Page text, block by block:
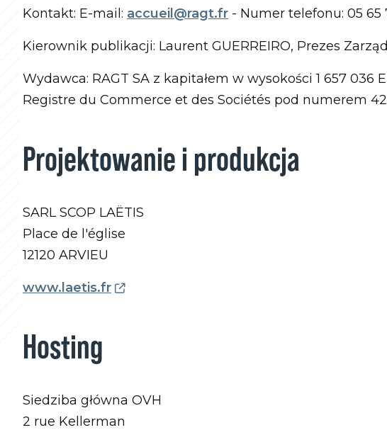
Kontakt: E-mail: accueil@ragt.fr - Numer telefonu: 05 65
Kierownik publikacji: Laurent GUERREIRO, Prezes
Wydawca: RAGT SA z kapitałem w wysokości 1 657
Registre du Commerce et des Sociétés pod numerem
Projektowanie i produkcja
SARL SCOP LAËTIS
Place de l'église
12120 ARVIEU
www.laetis.fr
Hosting
Siedziba główna OVH
2 rue Kellerman